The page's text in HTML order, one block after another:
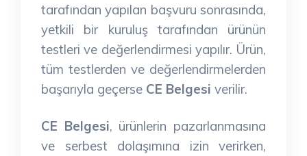
tarafından yapılan başvuru sonrasında,
yetkili bir kuruluş tarafından ürünün
testleri ve değerlendirmesi yapılır. Ürün,
tüm testlerden ve değerlendirmelerden
başarıyla geçerse CE Belgesi verilir.
CE Belgesi, ürünlerin pazarlanmasına
ve serbest dolaşımına izin verirken,